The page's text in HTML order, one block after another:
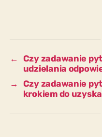
← Czy zadawanie
udzielania
→ Czy zadawanie
krokiem do